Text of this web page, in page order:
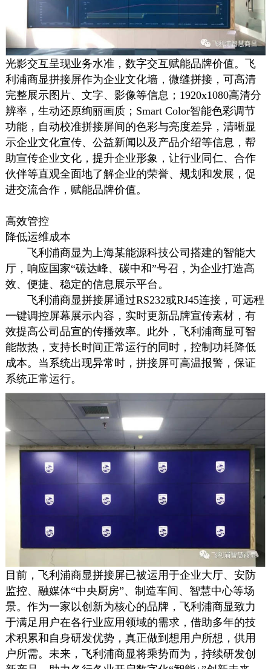
光影交互呈现业务水准，数字交互赋能品牌价值。飞
利浦商显拼接屏作为企业文化墙，微缝拼接，可高清
完整展示图片、文字、影像等信息；1920x1080高清分
辨率，生动还原绚丽画质；Smart Color智能色彩调节
功能，自动校准拼接屏间的色彩与亮度差异，清晰显
示企业文化宣传、公益新闻以及产品介绍等信息，帮
助宣传企业文化，提升企业形象，让行业同仁、合作
伙伴等直观全面地了解企业的荣誉、规划和发展，促
进交流合作，赋能品牌价值。
高效管控
降低运维成本
飞利浦商显为上海某能源科技公司搭建的智能大
厅，响应国家“碳达峰、碳中和”号召，为企业打造高
效、便捷、稳定的信息展示平台。
飞利浦商显拼接屏通过RS232或RJ45连接，可远程
一键调控屏幕展示内容，实时更新品牌宣传素材，有
效提高公司品宣的传播效率。此外，飞利浦商显可智
能散热，支持长时间正常运行的同时，控制功耗降低
成本。当系统出现异常时，拼接屏可高温报警，保证
系统正常运行。
目前，飞利浦商显拼接屏已被运用于企业大厅、安防
监控、融媒体“中央厨房”、制造车间、智慧中心等场
景。作为一家以创新为核心的品牌，飞利浦商显致力
于满足用户在各行业应用领域的需求，借助多年的技
术积累和自身研发优势，真正做到想用户所想，供用
户所需。未来，飞利浦商显将乘势而为，持续研发创